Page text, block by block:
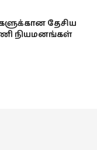
தேசிய
நியமனங்கள்